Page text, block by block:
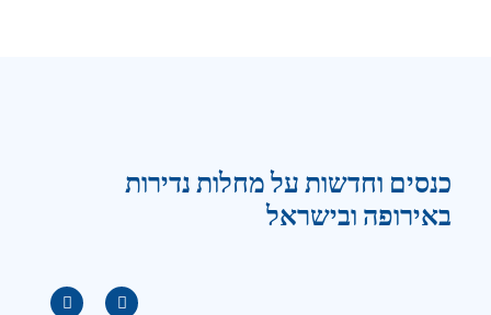
כנסים וחדשות על מחלות נדירות
באירופה ובישראל